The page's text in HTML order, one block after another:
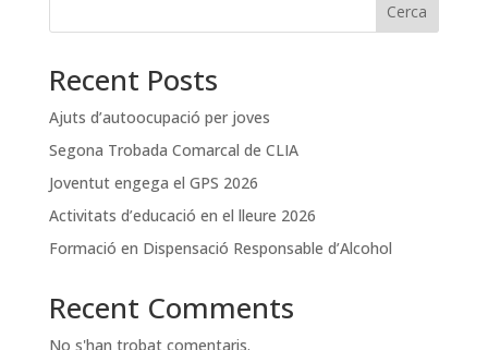
Cerca
Recent Posts
Ajuts d’autoocupació per joves
Segona Trobada Comarcal de CLIA
Joventut engega el GPS 2026
Activitats d’educació en el lleure 2026
Formació en Dispensació Responsable d’Alcohol
Recent Comments
No s'han trobat comentaris.